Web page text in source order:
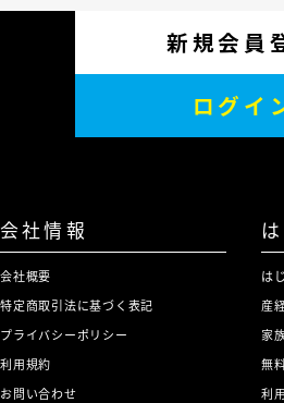
新規会員
ログイ
会社情報
会社概要
特定商取引法に基づく表記
プライバシーポリシー
利用規約
お問い合わせ
は
産
家
無
利